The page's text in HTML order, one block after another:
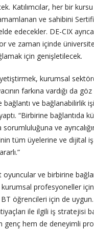
Katılımcılar, her bir kursu
ve sahibini
edecekler. DE-CIX
ve zaman içinde
için genişletilecek.
kurumsal
farkına vardığı da
ve bağlanabilirlik
“Birbirine bağlantıda
ve
tüm üyelerine ve dijital iş
ve birbirine
profesyoneller
öğrencileri için de uygun.
ile ilgili iş stratejisi
genç hem de deneyimli